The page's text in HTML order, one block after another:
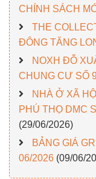
CHÍNH SÁCH
THE
ĐÔNG TĂNG
NOXH ĐỖ
CHUNG CƯ SỐ
NHÀ Ở XÃ
PHÚ THỌ DMC
(29/06/2026)
BẢNG GIÁ
06/2026 (09/06/